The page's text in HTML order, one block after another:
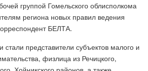
группой Гомельского облисполкома
региона новых правил ведения
БЕЛТА.
стали представители субъектов малого и
физлица из Речицкого,